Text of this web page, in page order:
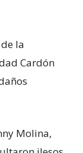
la
Cardón
Molina,